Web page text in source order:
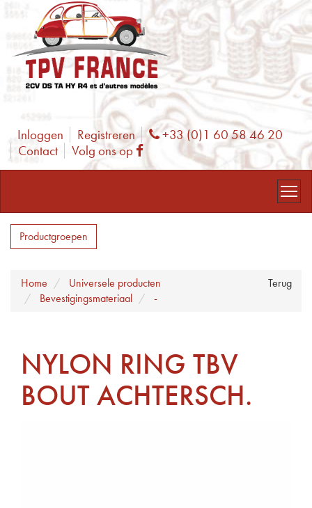
Inloggen Registreren Phone
+33 (0)1 60 58 46 20
Contact
Volg ons op Facebook
Productgroepen
Terug
Home
Universele producten
Bevestigingsmateriaal
-
NYLON RING TBV
BOUT ACHTERSCH.